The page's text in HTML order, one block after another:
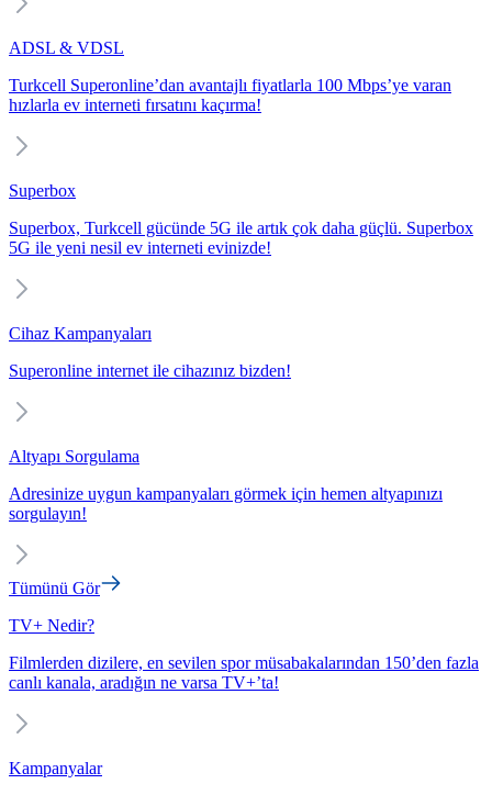
ADSL & VDSL
Turkcell Superonline’dan avantajlı fiyatlarla 100 Mbps’ye varan
hızlarla ev interneti fırsatını kaçırma!
Superbox
Superbox, Turkcell gücünde 5G ile artık çok daha güçlü. Superbox
5G ile yeni nesil ev interneti evinizde!
Cihaz Kampanyaları
Superonline internet ile cihazınız bizden!
Altyapı Sorgulama
Adresinize uygun kampanyaları görmek için hemen altyapınızı
sorgulayın!
Tümünü Gör
TV+ Nedir?
Filmlerden dizilere, en sevilen spor müsabakalarından 150’den fazla
canlı kanala, aradığın ne varsa TV+’ta!
Kampanyalar